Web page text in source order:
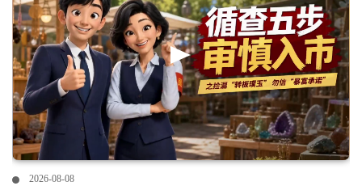
2026-08-08